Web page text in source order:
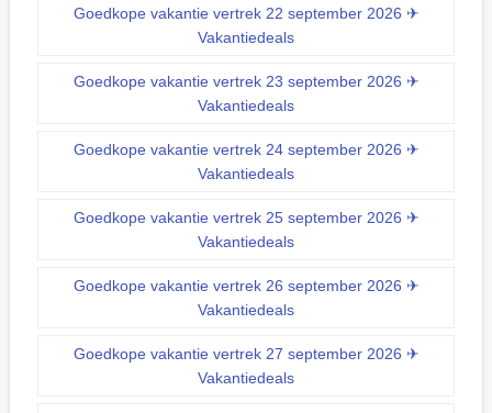
Goedkope vakantie vertrek 22 september 2026 ✈
Vakantiedeals
Goedkope vakantie vertrek 23 september 2026 ✈
Vakantiedeals
Goedkope vakantie vertrek 24 september 2026 ✈
Vakantiedeals
Goedkope vakantie vertrek 25 september 2026 ✈
Vakantiedeals
Goedkope vakantie vertrek 26 september 2026 ✈
Vakantiedeals
Goedkope vakantie vertrek 27 september 2026 ✈
Vakantiedeals